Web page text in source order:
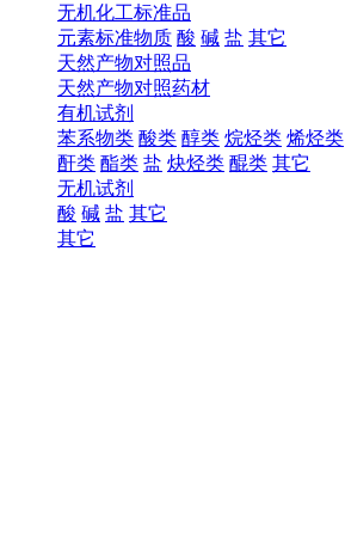
无机化工标准品
元素标准物质 酸 碱 盐 其它
天然产物对照品
天然产物对照药材
有机试剂
苯系物类 酸类 醇类 烷烃类 烯烃类
酐类 酯类 盐 炔烃类 醌类 其它
无机试剂
酸 碱 盐 其它
其它